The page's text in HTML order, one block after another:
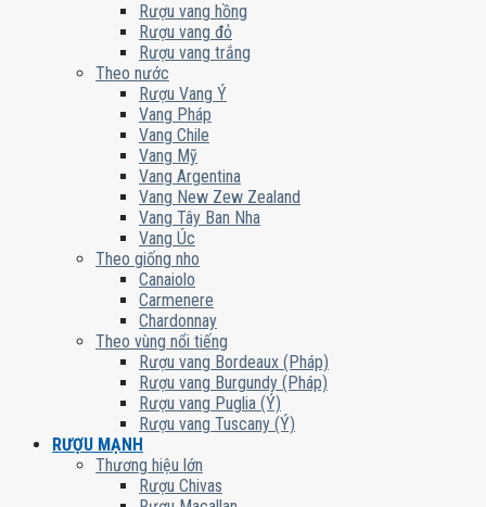
Rượu vang hồng
Rượu vang đỏ
Rượu vang trắng
Theo nước
Rượu Vang Ý
Vang Pháp
Vang Chile
Vang Mỹ
Vang Argentina
Vang New Zew Zealand
Vang Tây Ban Nha
Vang Úc
Theo giống nho
Canaiolo
Carmenere
Chardonnay
Theo vùng nổi tiếng
Rượu vang Bordeaux (Pháp)
Rượu vang Burgundy (Pháp)
Rượu vang Puglia (Ý)
Rượu vang Tuscany (Ý)
RƯỢU MẠNH
Thương hiệu lớn
Rượu Chivas